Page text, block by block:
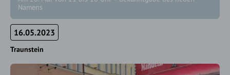
Namens
16.05.2023
Traunstein